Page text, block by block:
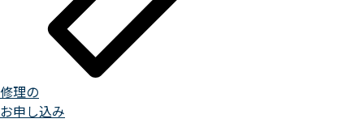
修理の
お申し込み